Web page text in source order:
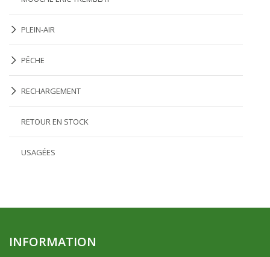
PLEIN-AIR
PÊCHE
RECHARGEMENT
RETOUR EN STOCK
USAGÉES
INFORMATION